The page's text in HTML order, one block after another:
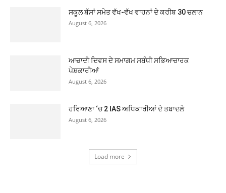
ਸਕੂਲ ਬੱਸਾਂ ਸਮੇਤ ਵੱਖ-ਵੱਖ ਵਾਹਨਾਂ ਦੇ ਕਰੀਬ 30 ਚਲਾਨ
August 6, 2026
ਆਜ਼ਾਦੀ ਦਿਵਸ ਦੇ ਸਮਾਗਮ ਸਬੰਧੀ ਸਭਿਆਚਾਰਕ
ਪੇਸ਼ਕਾਰੀਆਂ
August 6, 2026
ਹਰਿਆਣਾ ‘ਚ 2 IAS ਅਧਿਕਾਰੀਆਂ ਦੇ ਤਬਾਦਲੇ
August 6, 2026
Load more